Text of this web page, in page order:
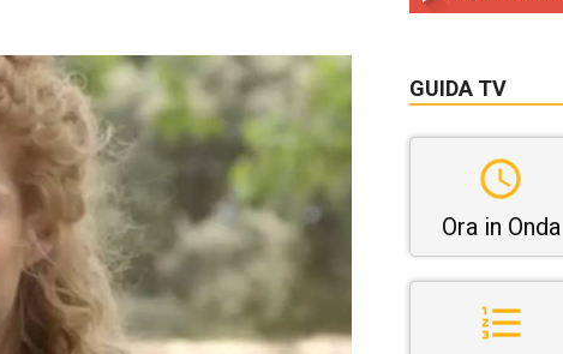
GUIDA TV
Ora in Onda